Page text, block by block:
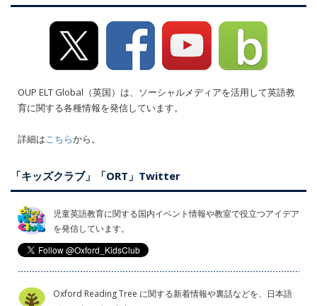
OUP ELT Global（英国）は、ソーシャルメディアを活用して英語教
育に関する各種情報を発信しています。
詳細はこちらから。
「キッズクラブ」「ORT」Twitter
児童英語教育に関する国内イベント情報や教室で役立つアイデア
を発信しています。
Oxford Reading Tree に関する新着情報や裏話などを、日本語